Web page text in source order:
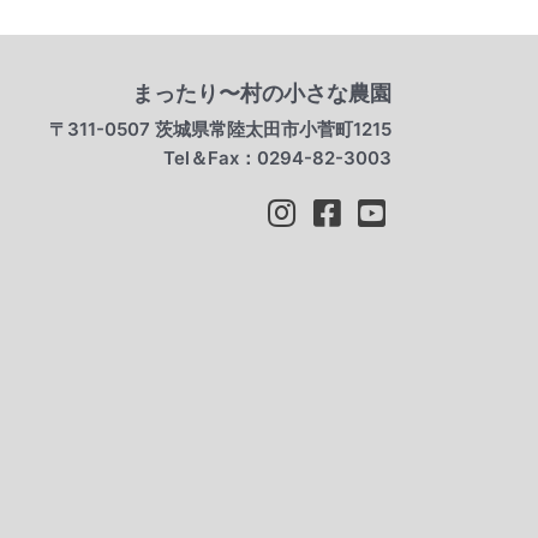
まったり〜村の小さな農園
〒311-0507 茨城県常陸太田市小菅町1215
Tel＆Fax：0294-82-3003